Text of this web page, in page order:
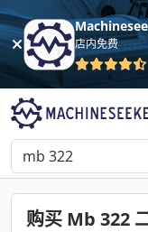
店内免费
购买 Mb 322